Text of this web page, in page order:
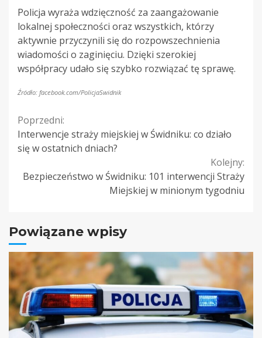
Policja wyraża wdzięczność za zaangażowanie
lokalnej społeczności oraz wszystkich, którzy
aktywnie przyczynili się do rozpowszechnienia
wiadomości o zaginięciu. Dzięki szerokiej
współpracy udało się szybko rozwiązać tę sprawę.
Źródło: facebook.com/PolicjaSwidnik
Continue
Reading
Poprzedni:
Interwencje straży miejskiej w Świdniku: co działo
się w ostatnich dniach?
Kolejny:
Bezpieczeństwo w Świdniku: 101 interwencji Straży
Miejskiej w minionym tygodniu
Powiązane wpisy